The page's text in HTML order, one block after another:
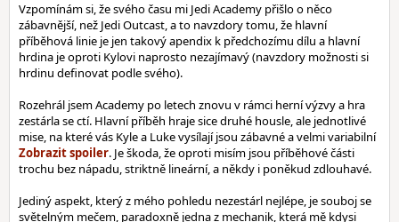
Vzpomínám si, že svého času mi Jedi Academy přišlo o něco
zábavnější, než Jedi Outcast, a to navzdory tomu, že hlavní
příběhová linie je jen takový apendix k předchozímu dílu a hlavní
hrdina je oproti Kylovi naprosto nezajímavý (navzdory možnosti si
hrdinu definovat podle svého).
Rozehrál jsem Academy po letech znovu v rámci herní výzvy a hra
zestárla se ctí. Hlavní příběh hraje sice druhé housle, ale jednotlivé
mise, na které vás Kyle a Luke vysílají jsou zábavné a velmi variabilní
. Je škoda, že oproti misím jsou příběhové části
trochu bez nápadu, striktně lineární, a někdy i poněkud zdlouhavé.
Jediný aspekt, který z mého pohledu nezestárl nejlépe, je souboj se
světelným mečem, paradoxně jedna z mechanik, která mě kdysi